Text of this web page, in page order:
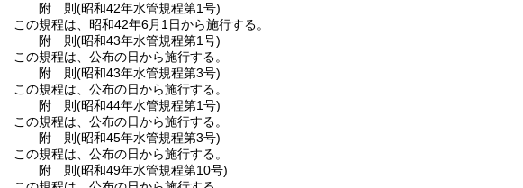
附 則(昭和42年水管規程第1号)
この規程は、昭和42年6月1日から施行する。
附 則(昭和43年水管規程第1号)
この規程は、公布の日から施行する。
附 則(昭和43年水管規程第3号)
この規程は、公布の日から施行する。
附 則(昭和44年水管規程第1号)
この規程は、公布の日から施行する。
附 則(昭和45年水管規程第3号)
この規程は、公布の日から施行する。
附 則(昭和49年水管規程第10号)